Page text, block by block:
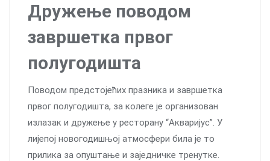
Дружење поводом
завршетка првог
полугодишта
Поводом предстојећих празника и завршетка
првог полугодишта, за колеге је организован
излазак и дружење у ресторану “Акваријус”. У
лијепој новогодишњој атмосфери била је то
прилика за опуштање и заједничке тренутке.